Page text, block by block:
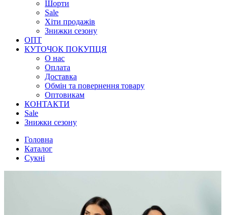
Шорти
Sale
Хіти продажів
Знижки сезону
ОПТ
КУТОЧОК ПОКУПЦЯ
О нас
Оплата
Доставка
Обмін та повернення товару
Оптовикам
КОНТАКТИ
Sale
Знижки сезону
Головна
Каталог
Сукні